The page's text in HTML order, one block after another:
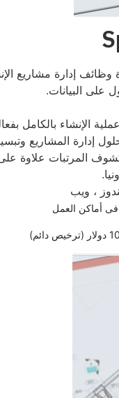
إدارة مشاريع
على البيانات.
الإنشاء بالكامل
إدارة المشاريع
المرتبات علاوة
، ويب
دائم)